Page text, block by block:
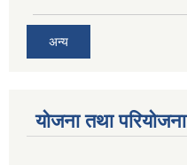
अन्य
योजना तथा परियोजना